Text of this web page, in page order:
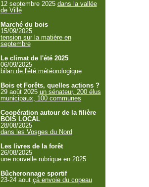
12 septembre 2025 dans la vallée
de Villé
Marché du bois
15/09/2025
tension sur la matière en
septembre
Le climat de l'été 2025
06/09/2025
bilan de l'été météorologique
Bois et Forêts, quelles actions ?
29 août 2025 un sénateur, 200 élus
municipaux, 100 communes
Coopération autour de la filière
BOIS LOCAL
28/08/2025
dans les Vosges du Nord
Les livres de la forêt
26/08/2025
une nouvelle rubrique en 2025
Bûcheronnage sportif
23-24 aout çà envoie du copeau